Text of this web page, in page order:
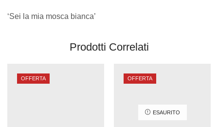
‘Sei la mia mosca bianca’
Prodotti Correlati
OFFERTA OFFERTA
ESAURITO